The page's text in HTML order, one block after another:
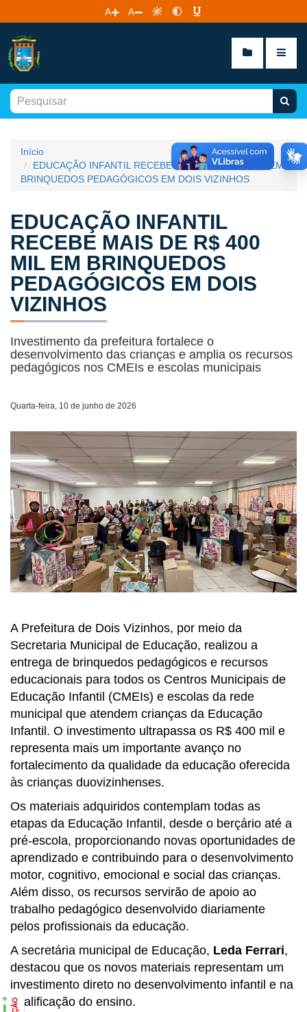
A A
Início
EDUCAÇÃO INFANTIL RECEBE MAIS DE R$ 400 MIL EM
BRINQUEDOS PEDAGÓGICOS EM DOIS VIZINHOS
EDUCAÇÃO INFANTIL
RECEBE MAIS DE R$ 400
MIL EM BRINQUEDOS
PEDAGÓGICOS EM DOIS
VIZINHOS
Investimento da prefeitura fortalece o
desenvolvimento das crianças e amplia os recursos
pedagógicos nos CMEIs e escolas municipais
Quarta-feira, 10 de junho de 2026
A Prefeitura de Dois Vizinhos, por meio da
Secretaria Municipal de Educação, realizou a
entrega de brinquedos pedagógicos e recursos
educacionais para todos os Centros Municipais de
Educação Infantil (CMEIs) e escolas da rede
municipal que atendem crianças da Educação
Infantil. O investimento ultrapassa os R$ 400 mil e
representa mais um importante avanço no
fortalecimento da qualidade da educação oferecida
às crianças duovizinhenses.
Os materiais adquiridos contemplam todas as
etapas da Educação Infantil, desde o berçário até a
pré-escola, proporcionando novas oportunidades de
aprendizado e contribuindo para o desenvolvimento
motor, cognitivo, emocional e social das crianças.
Além disso, os recursos servirão de apoio ao
trabalho pedagógico desenvolvido diariamente
pelos profissionais da educação.
A secretária municipal de Educação, Leda Ferrari,
destacou que os novos materiais representam um
investimento direto no desenvolvimento infantil e na
qualificação do ensino.